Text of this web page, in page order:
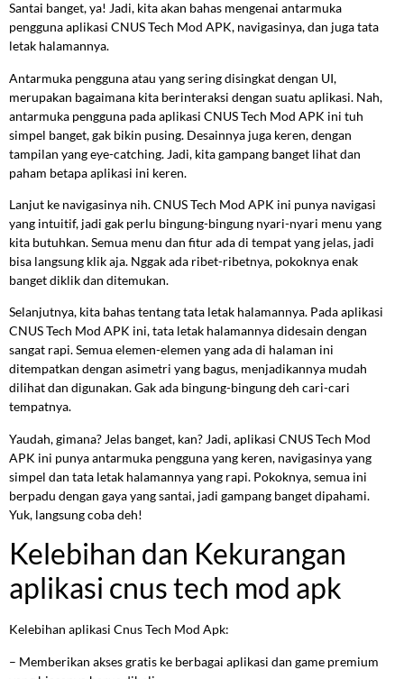
Santai banget, ya! Jadi, kita akan bahas mengenai antarmuka
pengguna aplikasi CNUS Tech Mod APK, navigasinya, dan juga tata
letak halamannya.
Antarmuka pengguna atau yang sering disingkat dengan UI,
merupakan bagaimana kita berinteraksi dengan suatu aplikasi. Nah,
antarmuka pengguna pada aplikasi CNUS Tech Mod APK ini tuh
simpel banget, gak bikin pusing. Desainnya juga keren, dengan
tampilan yang eye-catching. Jadi, kita gampang banget lihat dan
paham betapa aplikasi ini keren.
Lanjut ke navigasinya nih. CNUS Tech Mod APK ini punya navigasi
yang intuitif, jadi gak perlu bingung-bingung nyari-nyari menu yang
kita butuhkan. Semua menu dan fitur ada di tempat yang jelas, jadi
bisa langsung klik aja. Nggak ada ribet-ribetnya, pokoknya enak
banget diklik dan ditemukan.
Selanjutnya, kita bahas tentang tata letak halamannya. Pada aplikasi
CNUS Tech Mod APK ini, tata letak halamannya didesain dengan
sangat rapi. Semua elemen-elemen yang ada di halaman ini
ditempatkan dengan asimetri yang bagus, menjadikannya mudah
dilihat dan digunakan. Gak ada bingung-bingung deh cari-cari
tempatnya.
Yaudah, gimana? Jelas banget, kan? Jadi, aplikasi CNUS Tech Mod
APK ini punya antarmuka pengguna yang keren, navigasinya yang
simpel dan tata letak halamannya yang rapi. Pokoknya, semua ini
berpadu dengan gaya yang santai, jadi gampang banget dipahami.
Yuk, langsung coba deh!
Kelebihan dan Kekurangan
aplikasi cnus tech mod apk
Kelebihan aplikasi Cnus Tech Mod Apk:
– Memberikan akses gratis ke berbagai aplikasi dan game premium